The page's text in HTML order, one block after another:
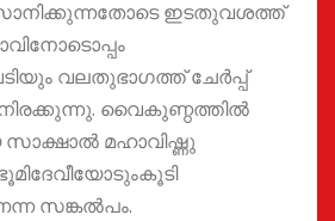
ഇടതുവശത്ത്
വലതുഭാഗത്ത് ചേർപ്പ്
വൈകുണ്ഠത്തിൽ
മഹാവിഷ്ണു
സങ്കൽപം.